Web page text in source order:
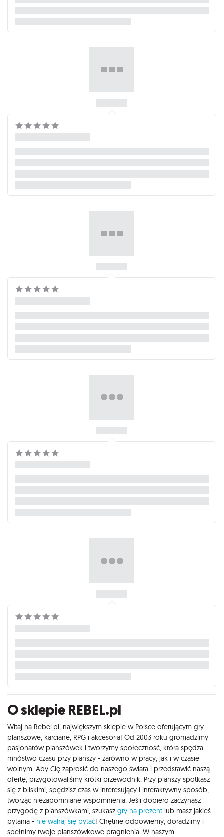
O sklepie REBEL.pl
Witaj na Rebel.pl, największym sklepie w Polsce oferującym gry
planszowe, karciane, RPG i akcesoria! Od 2003 roku gromadzimy
pasjonatów planszówek i tworzymy społeczność, która spędza
mnóstwo czasu przy planszy - zarówno w pracy, jak i w czasie
wolnym. Aby Cię zaprosić do naszego świata i przedstawić naszą
ofertę, przygotowaliśmy krótki przewodnik. Przy planszy spotkasz
się z bliskimi, spędzisz czas w interesujący i interaktywny sposób,
tworząc niezapomniane wspomnienia. Jeśli dopiero zaczynasz
przygodę z planszówkami, szukasz gry na prezent lub masz jakieś
pytania - nie wahaj się pytać! Chętnie odpowiemy, doradzimy i
spełnimy twoje planszówkowe pragnienia. W naszym